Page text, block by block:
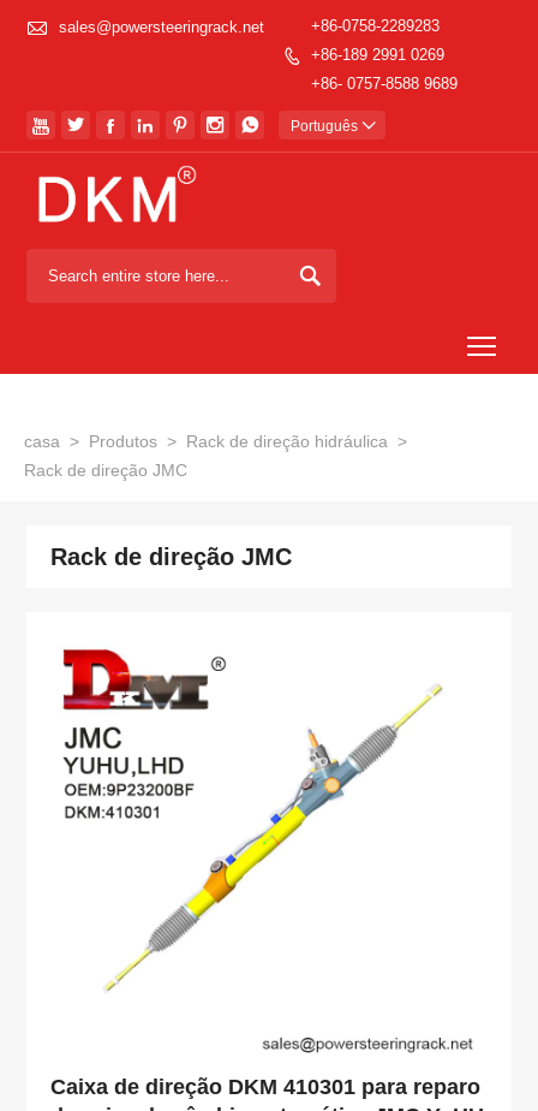
 sales@powersteeringrack.net

+86-0758-2289283
+86-189 2991 0269
+86- 0757-8588 9689
       Português 

casa > Produtos > Rack de direção hidráulica >
Rack de direção JMC
Rack de direção JMC
Caixa de direção DKM 410301 para reparo